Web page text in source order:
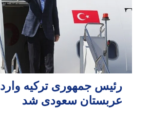
رئیس جمهوری ترکیه وارد
عربستان سعودی شد